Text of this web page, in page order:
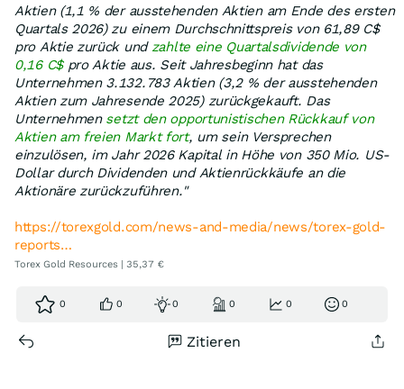
Aktien (1,1 % der ausstehenden Aktien am Ende des ersten
Quartals 2026) zu einem Durchschnittspreis von 61,89 C$
pro Aktie zurück und zahlte eine Quartalsdividende von
0,16 C$ pro Aktie aus. Seit Jahresbeginn hat das
Unternehmen 3.132.783 Aktien (3,2 % der ausstehenden
Aktien zum Jahresende 2025) zurückgekauft. Das
Unternehmen setzt den opportunistischen Rückkauf von
Aktien am freien Markt fort, um sein Versprechen
einzulösen, im Jahr 2026 Kapital in Höhe von 350 Mio. US-
Dollar durch Dividenden und Aktienrückkäufe an die
Aktionäre zurückzuführen."
https://torexgold.com/news-and-media/news/torex-gold-
reports…
Torex Gold Resources | 35,37 €
0 0 0 0 0 0
Zitieren